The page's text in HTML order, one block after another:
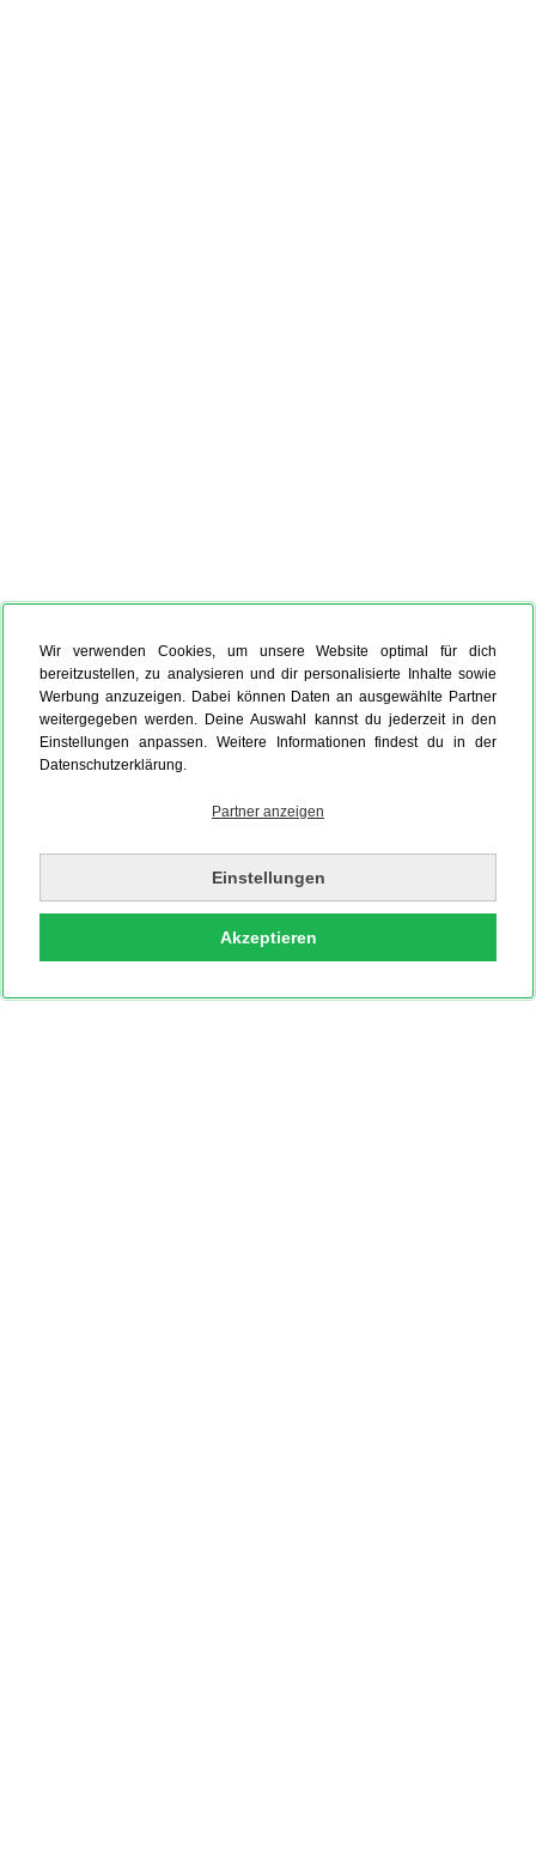
Wir verwenden Cookies, um unsere Website optimal für dich
bereitzustellen, zu analysieren und dir personalisierte Inhalte sowie
Werbung anzuzeigen. Dabei können Daten an ausgewählte Partner
weitergegeben werden. Deine Auswahl kannst du jederzeit in den
Einstellungen anpassen. Weitere Informationen findest du in der
Datenschutzerklärung.
Partner anzeigen
Einstellungen
Akzeptieren